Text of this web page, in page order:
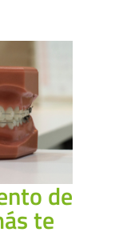
de
te